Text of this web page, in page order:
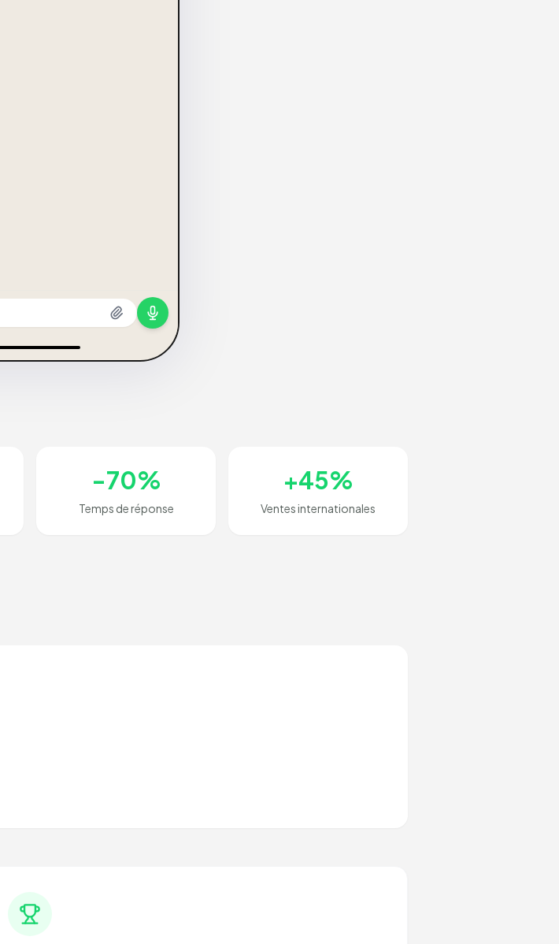
-70%
Temps de réponse
+45%
Ventes internationales